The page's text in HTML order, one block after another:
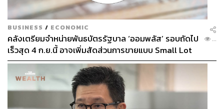
BUSINESS / ECONOMIC
คลังเตรียมจำหน่ายพันธบัตรรัฐบาล ‘ออมพลัส’ รอบถัดไป
เร็วสุด 4 ก.ย.นี้ อาจเพิ่มสัดส่วนการขายแบบ Small Lot
First มากขึ้น
...